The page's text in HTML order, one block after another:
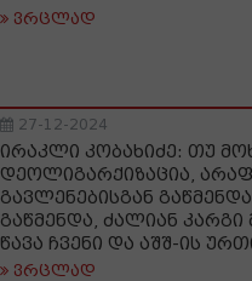
ვრცლად
27-12-2024
ირაკლი კობახიძე: თუ
დეოლიგარქიზაცია,
გავლენებისგან
გაწმენდა, ძალიან
წავა ჩვენი და აშშ-ის
ვრცლად